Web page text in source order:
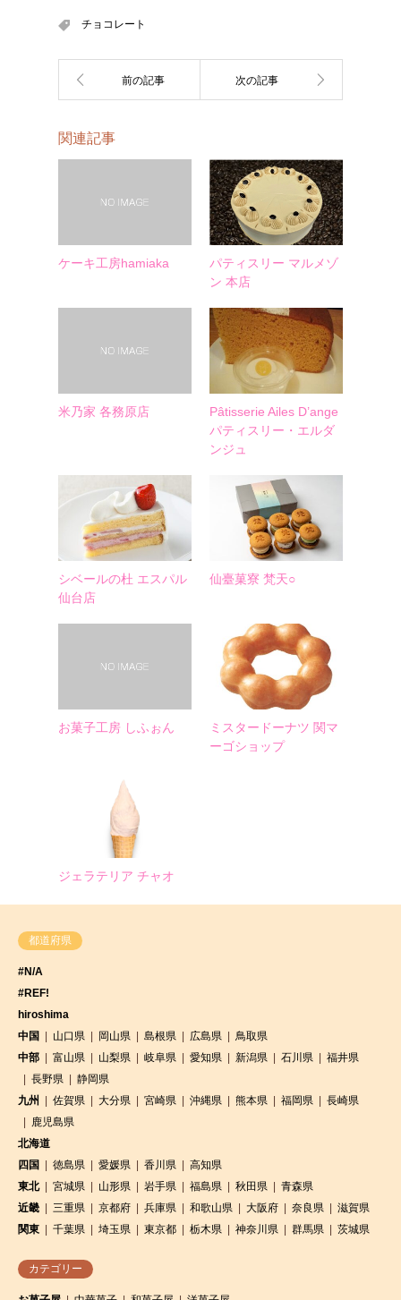
チョコレート
関連記事
ケーキ工房hamiaka
パティスリー マルメゾ
ン 本店
米乃家 各務原店
Pâtisserie Ailes D’ange
パティスリー・エルダ
ンジュ
シベールの杜 エスパル
仙台店
仙臺菓寮 梵天○
お菓子工房 しふぉん
ミスタードーナツ 関マ
ーゴショップ
ジェラテリア チャオ
都道府県
#N/A
#REF!
hiroshima
中国
山口県 岡山県 島根県 広島県
鳥取県
中部
富山県 山梨県 岐阜県 愛知県 新潟県 石川県
福井県
長野県
静岡県
九州
佐賀県 大分県 宮崎県 沖縄県 熊本県 福岡県
長崎県
鹿児島県
北海道
四国
徳島県 愛媛県 香川県
高知県
東北
宮城県 山形県 岩手県 福島県 秋田県
青森県
近畿
三重県 京都府 兵庫県 和歌山県 大阪府 奈良県
滋賀県
関東
千葉県 埼玉県 東京都 栃木県 神奈川県 群馬県 茨城県
カテゴリー